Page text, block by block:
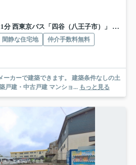
東京バス「四谷（八王子市）」 停歩14分
閑静な住宅地
仲介手数料無料
ーカーで建築できます。 建築条件なしの土
王子の新築戸建・中古戸建 マンショ... もっと見る